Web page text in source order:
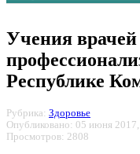
Учения врачей
Республике
Рубрика: Здоровье
Опубликовано: 05 июня
Просмотров: 2808